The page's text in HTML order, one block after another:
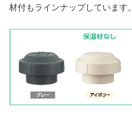
材付もラインナップしています。